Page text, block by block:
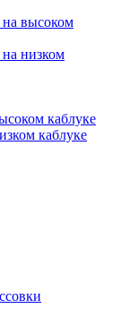
высоком
низком
каблуке
каблуке